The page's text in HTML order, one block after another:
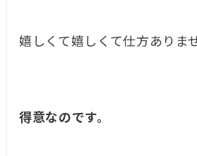
嬉しくて嬉しくて仕方ありま
得意なのです。